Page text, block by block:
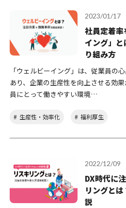
2023/01/17
社員定着
イング」
り組み方
「ウェルビーイング」は、従業員の
あり、企業の生産性を向上させる効
員にとって働きやすい環境…
生産性・効率化 福利厚生
2022/12/09
DX時代に
リングと
説